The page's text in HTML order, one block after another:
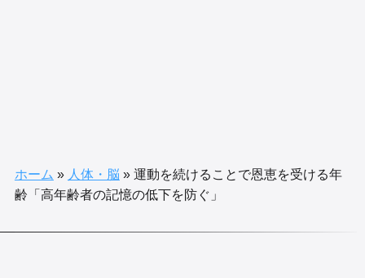
ホーム » 人体・脳 »運動を続けることで恩恵を受ける年
齢「高年齢者の記憶の低下を防ぐ」